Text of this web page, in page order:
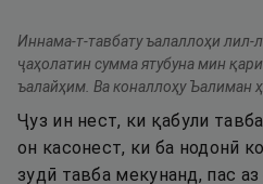
Иннама-т-тавбату ъалаллоҳи лил-
ҷаҳолатин сумма ятубуна мин
ъалайҳим. Ва коналлоҳу Ъалиман
Ҷуз ин нест, ки қабули
он касонест, ки ба нодонӣ
зудӣ тавба мекунанд, пас